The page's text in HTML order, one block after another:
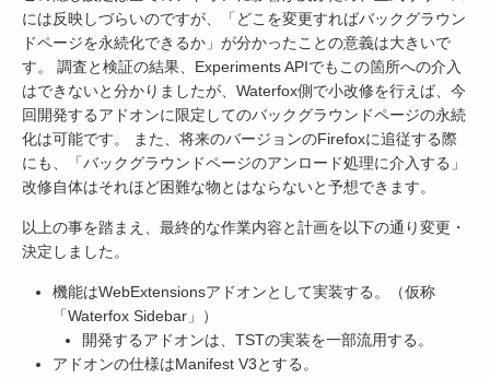
には反映しづらいのですが、「どこを変更すればバックグラウン
ドページを永続化できるか」が分かったことの意義は大きいで
す。 調査と検証の結果、Experiments APIでもこの箇所への介入
はできないと分かりましたが、Waterfox側で小改修を行えば、今
回開発するアドオンに限定してのバックグラウンドページの永続
化は可能です。 また、将来のバージョンのFirefoxに追従する際
にも、「バックグラウンドページのアンロード処理に介入する」
改修自体はそれほど困難な物とはならないと予想できます。
以上の事を踏まえ、最終的な作業内容と計画を以下の通り変更・
決定しました。
機能はWebExtensionsアドオンとして実装する。（仮称
「Waterfox Sidebar」）
開発するアドオンは、TSTの実装を一部流用する。
アドオンの仕様はManifest V3とする。